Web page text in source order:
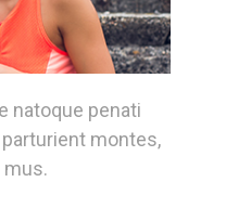
natoque penati
montes,